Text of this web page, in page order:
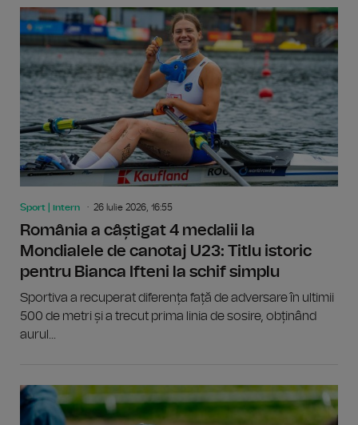
Sport | intern 26 Iulie 2026, 16:55
România a câștigat 4 medalii la
Mondialele de canotaj U23: Titlu istoric
pentru Bianca Ifteni la schif simplu
Sportiva a recuperat diferența față de adversare în ultimii
500 de metri și a trecut prima linia de sosire, obținând
aurul...